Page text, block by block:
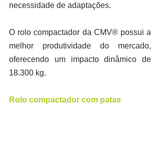
necessidade de adaptações.
O rolo compactador da CMV® possui a
melhor produtividade do mercado,
oferecendo um impacto dinâmico de
18.300 kg.
Rolo compactador com patas